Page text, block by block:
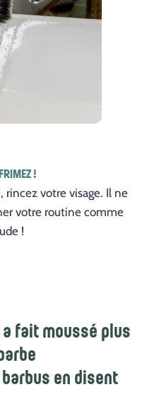
!
rincez votre visage. Il ne
votre routine comme
!
a fait moussé plus
en disent